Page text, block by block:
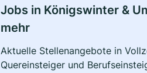
Jobs in Königswinter &
mehr
Aktuelle Stellenangebote in
Quereinsteiger und